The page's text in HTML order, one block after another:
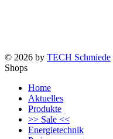
© 2026 by TECH Schmiede
Shops
Home
Aktuelles
Produkte
>> Sale <<
Energietechnik